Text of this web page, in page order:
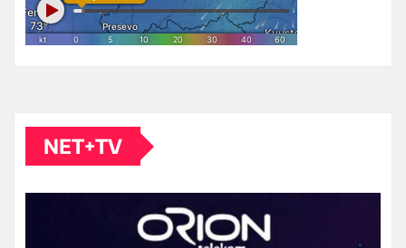
NET+TV